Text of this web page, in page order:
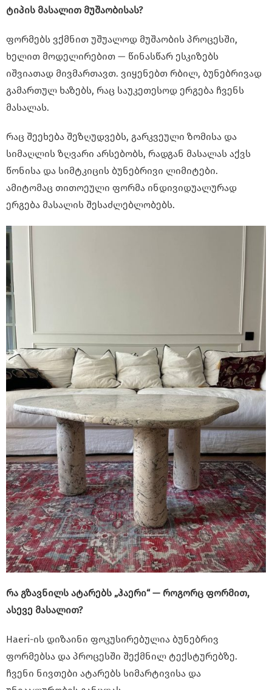
ტიპის მასალით მუშაობისას?
ფორმებს ვქმნით უშუალოდ მუშაობის პროცესში,
ხელით მოდელირებით — წინასწარ ესკიზებს
იშვიათად მივმართავთ. ვიყენებთ რბილ, ბუნებრივად
გამართულ ხაზებს, რაც საუკეთესოდ ერგება ჩვენს
მასალას.
რაც შეეხება შეზღუდვებს, გარკვეული ზომისა და
სიმაღლის ზღვარი არსებობს, რადგან მასალას აქვს
წონისა და სიმტკიცის ბუნებრივი ლიმიტები.
ამიტომაც თითოეული ფორმა ინდივიდუალურად
ერგება მასალის შესაძლებლობებს.
რა გზავნილს ატარებს „ჰაერი“ — როგორც ფორმით,
ასევე მასალით?
Haeri-ის დიზაინი ფოკუსირებულია ბუნებრივ
ფორმებსა და პროცესში შექმნილ ტექსტურებზე.
ჩვენი ნივთები ატარებს სიმარტივისა და